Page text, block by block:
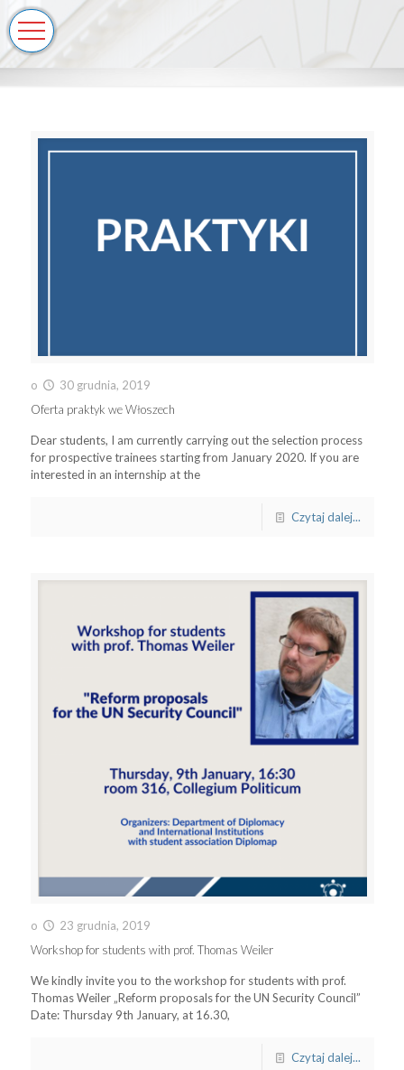
o
30 grudnia, 2019
Oferta praktyk we Włoszech
Dear students, I am currently carrying out the selection process
for prospective trainees starting from January 2020. If you are
interested in an internship at the
Czytaj dalej...
o
23 grudnia, 2019
Workshop for students with prof. Thomas Weiler
We kindly invite you to the workshop for students with prof.
Thomas Weiler „Reform proposals for the UN Security Council”
Date: Thursday 9th January, at 16.30,
Czytaj dalej...